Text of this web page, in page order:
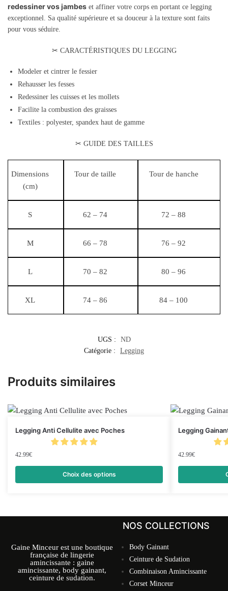
redessiner vos jambes et affiner votre corps en portant ce legging
exceptionnel. Sa qualité supérieure et sa douceur à la texture sont faits
pour vous séduire.
✂ CARACTÉRISTIQUES DU LEGGING
Modeler et cintrer le fessier
Rehausser les fesses
Redessiner les cuisses et les mollets
Facilite la combustion des graisses
Textiles : polyester, spandex haut de gamme
✂ GUIDE DES TAILLES
Dimensions
(cm)
Tour de taille Tour de hanche
S 62 – 74 72 – 88
M 66 – 78 76 – 92
L 70 – 82 80 – 96
XL 74 – 86 84 – 100
UGS :
ND
Catégorie :
Legging
Produits similaires
Legging Anti Cellulite avec Poches
42.99€
Choix des options
Legging
42.99€
Gaine Minceur est une boutique
française de lingerie
amincissante : gaine
amincissante, body gainant,
ceinture de sudation.
NOS COLLECTIONS
Body Gainant
Ceinture de Sudation
Combinaison Amincissante
Corset Minceur